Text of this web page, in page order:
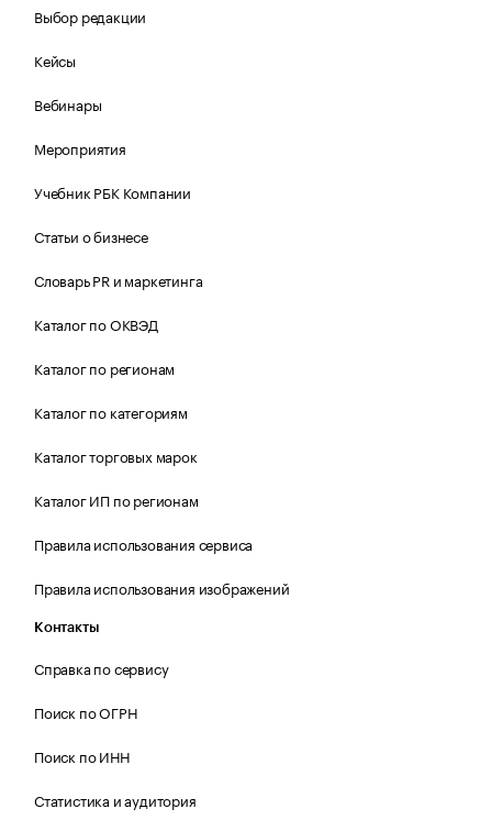
Выбор редакции
Кейсы
Вебинары
Мероприятия
Учебник РБК Компании
Статьи о бизнесе
Словарь PR и маркетинга
Каталог по ОКВЭД
Каталог по регионам
Каталог по категориям
Каталог торговых марок
Каталог ИП по регионам
Правила использования сервиса
Правила использования изображений
Контакты
Справка по сервису
Поиск по ОГРН
Поиск по ИНН
Статистика и аудитория